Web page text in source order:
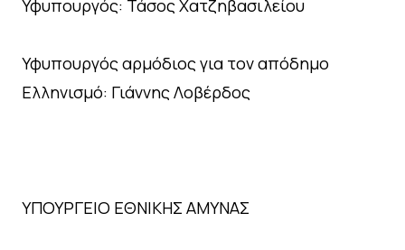
Υφυπουργός: Τάσος Χατζηβασιλείου
Υφυπουργός αρμόδιος για τον απόδημο
Ελληνισμό: Γιάννης Λοβέρδος
ΥΠΟΥΡΓΕΙΟ ΕΘΝΙΚΗΣ ΑΜΥΝΑΣ